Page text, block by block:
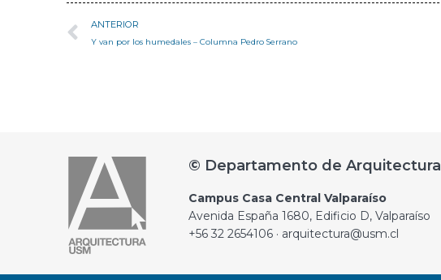
ANTERIOR
Y van por los humedales – Columna Pedro Serrano
© Departamento de Arquitectura
Campus Casa Central Valparaíso
Avenida España 1680, Edificio D, Valparaíso
+56 32 2654106 · arquitectura@usm.cl